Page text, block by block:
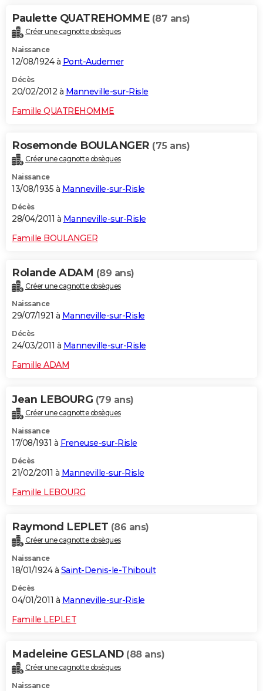
Paulette QUATREHOMME (87 ans)
Créer une cagnotte obsèques
Naissance
12/08/1924 à Pont-Audemer
Décès
20/02/2012 à Manneville-sur-Risle
Famille QUATREHOMME
Rosemonde BOULANGER (75 ans)
Créer une cagnotte obsèques
Naissance
13/08/1935 à Manneville-sur-Risle
Décès
28/04/2011 à Manneville-sur-Risle
Famille BOULANGER
Rolande ADAM (89 ans)
Créer une cagnotte obsèques
Naissance
29/07/1921 à Manneville-sur-Risle
Décès
24/03/2011 à Manneville-sur-Risle
Famille ADAM
Jean LEBOURG (79 ans)
Créer une cagnotte obsèques
Naissance
17/08/1931 à Freneuse-sur-Risle
Décès
21/02/2011 à Manneville-sur-Risle
Famille LEBOURG
Raymond LEPLET (86 ans)
Créer une cagnotte obsèques
Naissance
18/01/1924 à Saint-Denis-le-Thiboult
Décès
04/01/2011 à Manneville-sur-Risle
Famille LEPLET
Madeleine GESLAND (88 ans)
Créer une cagnotte obsèques
Naissance